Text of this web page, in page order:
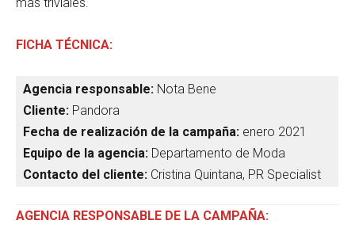
FICHA TÉCNICA:
Agencia responsable: Nota Bene
Cliente: Pandora
Fecha de realización de la campaña: enero 2021
Equipo de la agencia: Departamento de Moda
Contacto del cliente: Cristina Quintana, PR Specialist
AGENCIA RESPONSABLE DE LA CAMPAÑA: